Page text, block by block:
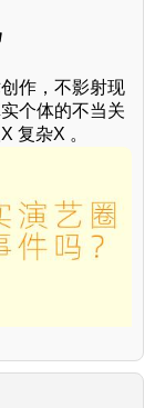
作，不影射现
个体的不当关
复杂X 。